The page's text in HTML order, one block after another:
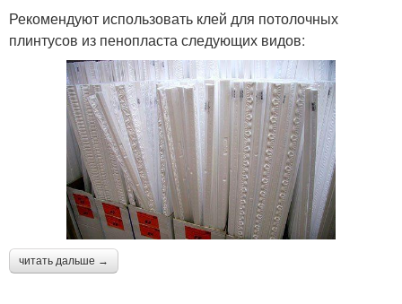
Рекомендуют использовать клей для потолочных
плинтусов из пенопласта следующих видов:
читать дальше →